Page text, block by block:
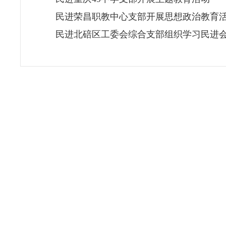
民进荣昌职教中心支部开展思想政治教育
民进北碚区工委会综合支部组织学习民进